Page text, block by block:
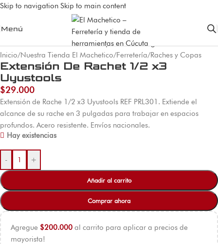
Skip to navigation Skip to main content
Menú
Inicio/Nuestra Tienda El Machetico/Ferretería/Raches y Copas
Extensión De Rachet 1/2 x3
Uyustools
$29.000
Extensión de Rache 1/2 x3 Uyustools REF PRL301. Extiende el
alcance de su rache en 3 pulgadas para trabajar en espacios
profundos. Acero resistente. Envíos nacionales.
Hay existencias
- +
Añadir al carrito
Comprar ahora
Agregue $200.000 al carrito para aplicar a precios de
mayorista!